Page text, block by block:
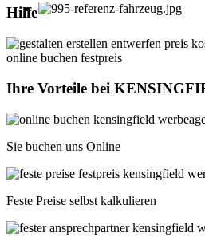
Hilfe
Ihre Vorteile bei
Sie buchen uns Online
Feste Preise selbst kalkulieren